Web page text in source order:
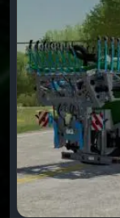
Destaque os
Basta verificá-
Comece o jogo.
tecla P, e
categoria
anteriores do
determinado
definiu o modo
para a
instalado, e